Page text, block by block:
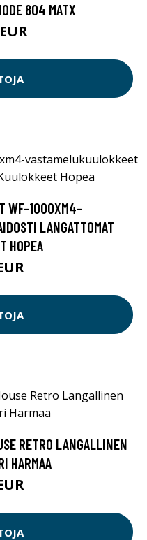
804 MATX
WF-1000XM4-
LANGATTOMAT
HOPEA
RETRO LANGALLINEN
HARMAA